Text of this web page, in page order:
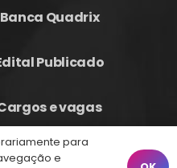
Banca Quadrix
Publicado
e vagas
para
e